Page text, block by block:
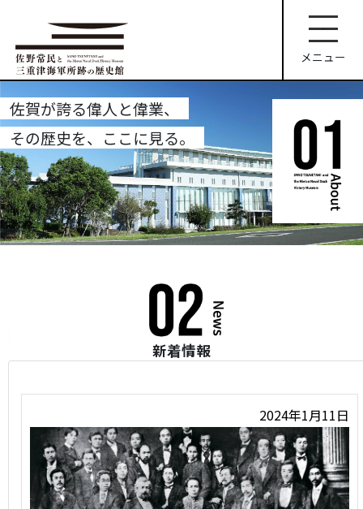
ツ
へ
ス
キ
ッ
プ
メニュー
佐賀が誇る偉人と偉業、
その歴史を、ここに見る。
新着情報
2024年1月11日